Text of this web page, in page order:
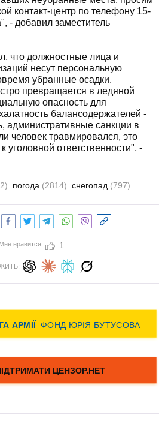
контакт-центр по телефону 15-
- добавил заместитель
что должностные лица и
несут персональную
убранные осадки.
превращается в ледяной
опасность для
балансодержателей -
административные санкции в
человек травмировался, это
уголовной ответственности", -
погода (2814) снегопад (797)
Мне нравится 1